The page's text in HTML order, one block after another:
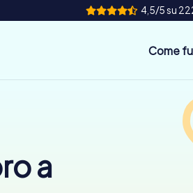
4,5/5 su
Come
a